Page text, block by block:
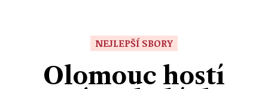
Přerov
Ekonomika
Sport
NEJLEPŠÍ SBORY
Olomouc hostí